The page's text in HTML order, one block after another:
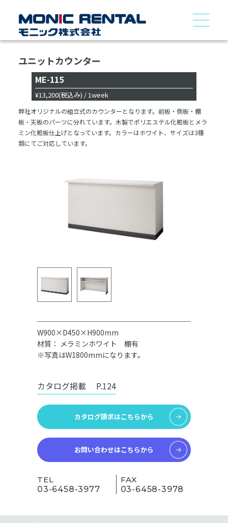
ユニットカウンター
ME-115
¥13,200(税込み) / 1week
弊社オリジナルの組立式のカウンターとなります。前板・側板・棚
板・天板のパーツに分れています。木製でポリエステル化粧板とメラ
ミン化粧板仕上げとなっています。カラーはホワイト、サイズは3種
類にてご対応しています。
W900×D450×H900mm
材質： メラミンホワイト 棚有
※写真はW1800mmになります。
カタログ掲載 P.124
カタログ請求はこちらから
お問い合わせはこちらから
TEL
03-6458-3977
FAX
03-6458-3978